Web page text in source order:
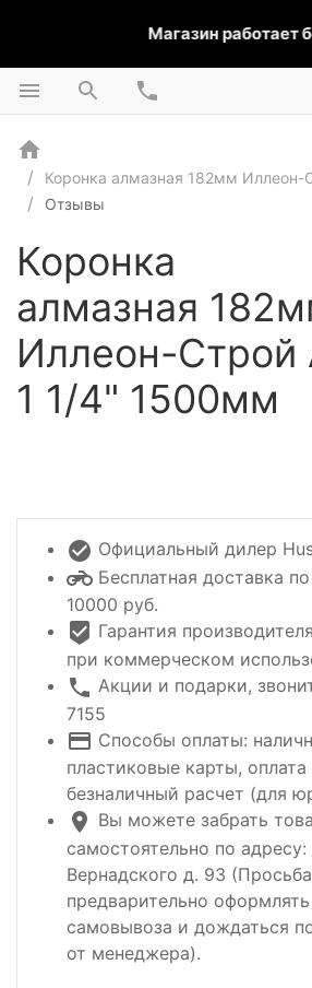
Магазин работает
Коронка алмазная 182мм
Отзывы
Коронка
алмазная
Иллеон-Строй
1 1/4" 1500мм
Официальный дилер
Бесплатная доставка
10000 руб.
Гарантия
при коммерческом
Акции и подарки,
7155
Способы оплаты:
пластиковые карты, оплата
безналичный расчет (для
Вы можете забрать
самостоятельно по
Вернадского д. 93 (Просьба
предварительно оформлять
самовывоза и дождаться
от менеджера).